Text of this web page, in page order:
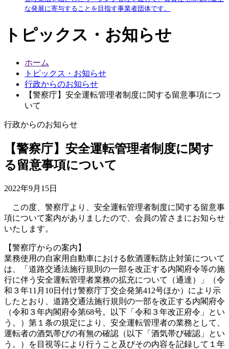
な発展に寄与することを目指す事業者団体です。
トピックス・お知らせ
ホーム
トピックス・お知らせ
行政からのお知らせ
【警察庁】安全運転管理者制度に関する留意事項につ
いて
行政からのお知らせ
【警察庁】安全運転管理者制度に関す
る留意事項について
2022年9月15日
この度、警察庁より、安全運転管理者制度に関する留意事
項について案内がありましたので、会員の皆さまにお知らせ
いたします。
【警察庁からの案内】
業務使用の自家用自動車における飲酒運転防止対策について
は、「道路交通法施行規則の一部を改正する内閣府令等の施
行に伴う安全運転管理者業務の拡充について（通達）」（令
和３年11月10日付け警察庁丁交企発第412号ほか）により示
したとおり、道路交通法施行規則の一部を改正する内閣府令
（令和３年内閣府令第68号。以下「令和３年改正府令」とい
う。）第１条の規定により、安全運転管理者の業務として、
運転者の酒気帯びの有無の確認（以下「酒気帯び確認」とい
う。）を目視等により行うこと及びその内容を記録して１年